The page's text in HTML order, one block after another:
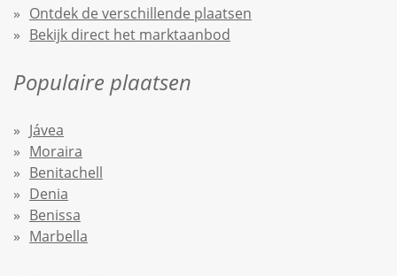
Ontdek de verschillende plaatsen
Bekijk direct het marktaanbod
Populaire plaatsen
Jávea
Moraira
Benitachell
Denia
Benissa
Marbella